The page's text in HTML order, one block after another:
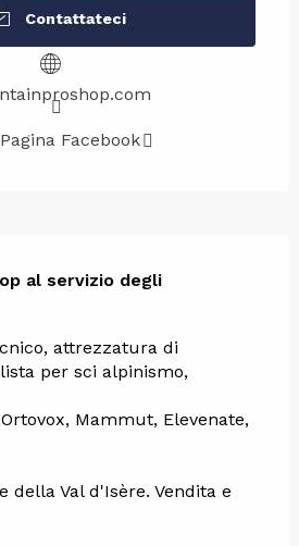
Contattateci
Pagina Facebook
al servizio degli
attrezzatura di
per sci alpinismo,
Mammut, Elevenate,
della Val d'Isère. Vendita e